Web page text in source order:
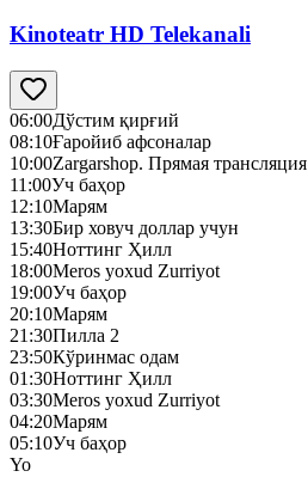
Kinoteatr HD Telekanali
06:00Дўстим қирғий
08:10Ғаройиб афсоналар
10:00Zargarshop. Прямая трансляция
11:00Уч баҳор
12:10Марям
13:30Бир ховуч доллар учун
15:40Ноттинг Ҳилл
18:00Meros yoxud Zurriyot
19:00Уч баҳор
20:10Марям
21:30Пилла 2
23:50Кўринмас одам
01:30Ноттинг Ҳилл
03:30Meros yoxud Zurriyot
04:20Марям
05:10Уч баҳор
Yo